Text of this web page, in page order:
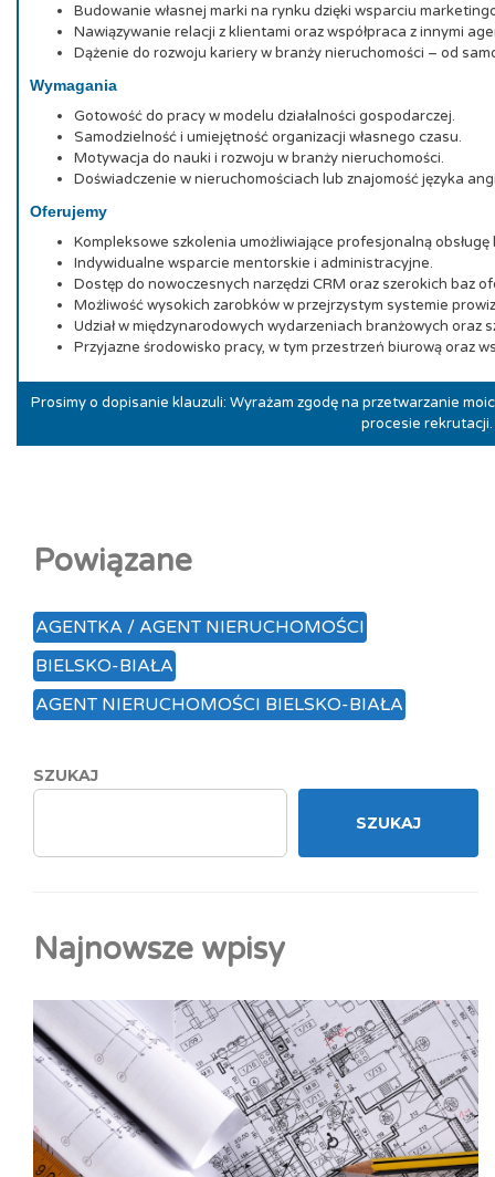
Budowanie własnej marki na rynku dzięki wsparciu
Nawiązywanie relacji z klientami oraz współpraca z innymi
Dążenie do rozwoju kariery w branży nieruchomości – od
Wymagania
Gotowość do pracy w modelu działalności gospodarczej.
Samodzielność i umiejętność organizacji własnego czasu.
Motywacja do nauki i rozwoju w branży nieruchomości.
Doświadczenie w nieruchomościach lub znajomość języka
Oferujemy
Kompleksowe szkolenia umożliwiające profesjonalną obsługę
Indywidualne wsparcie mentorskie i administracyjne.
Dostęp do nowoczesnych narzędzi CRM oraz szerokich baz
Możliwość wysokich zarobków w przejrzystym systemie
Udział w międzynarodowych wydarzeniach branżowych oraz
Przyjazne środowisko pracy, w tym przestrzeń biurową oraz
Prosimy o dopisanie klauzuli: Wyrażam zgodę na przetwarzanie
procesie rekrutacji.
Powiązane
AGENTKA / AGENT NIERUCHOMOŚCI
BIELSKO-BIAŁA
AGENT NIERUCHOMOŚCI BIELSKO-BIAŁA
SZUKAJ
SZUKAJ
Najnowsze wpisy